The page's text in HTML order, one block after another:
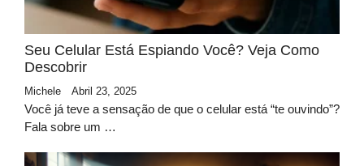
Seu Celular Está Espiando Você? Veja Como
Descobrir
Michele Abril 23, 2025
Você já teve a sensação de que o celular está “te ouvindo”?
Fala sobre um …